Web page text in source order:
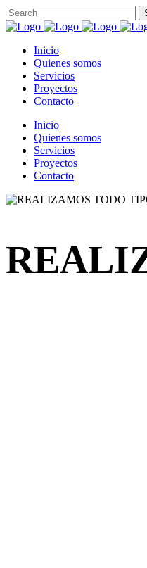
Inicio
Quienes somos
Servicios
Proyectos
Contacto
Inicio
Quienes somos
Servicios
Proyectos
Contacto